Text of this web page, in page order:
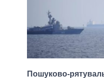
Пошуково-